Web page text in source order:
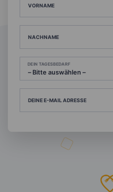
VORNAME
NACHNAME
DEIN TAGESBEDARF
DEINE E-MAIL ADRESSE